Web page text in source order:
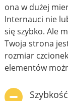
ona w dużej
Internauci nie
się szybko. Ale
Twoja strona
rozmiar
elementów